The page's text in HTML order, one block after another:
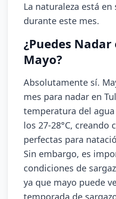
La naturaleza está
durante este mes.
¿Puedes
Mayo?
Absolutamente sí.
mes para nadar en
temperatura del
los 27-28°C, creando
perfectas para
Sin embargo, es
condiciones de
ya que mayo puede
temporada de